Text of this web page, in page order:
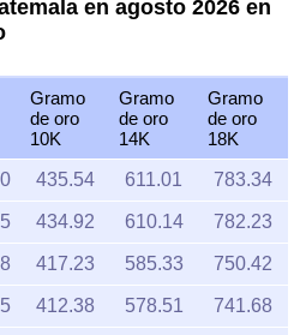
en agosto 2026 en
Gramo
de oro
10K
Gramo
de oro
14K
Gramo
de oro
18K
435.54 611.01 783.34
434.92 610.14 782.23
417.23 585.33 750.42
412.38 578.51 741.68